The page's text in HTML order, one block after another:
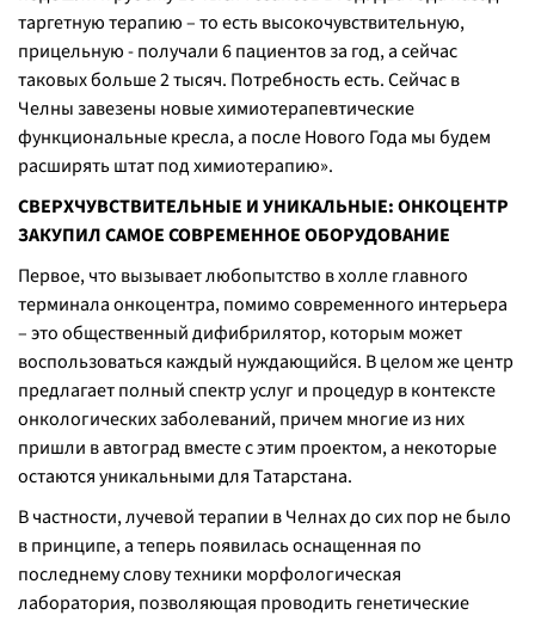
таргетную терапию – то есть высокочувствительную,
прицельную - получали 6 пациентов за год, а сейчас
таковых больше 2 тысяч. Потребность есть. Сейчас в
Челны завезены новые химиотерапевтические
функциональные кресла, а после Нового Года мы будем
расширять штат под химиотерапию».
СВЕРХЧУВСТВИТЕЛЬНЫЕ И УНИКАЛЬНЫЕ: ОНКОЦЕНТР
ЗАКУПИЛ САМОЕ СОВРЕМЕННОЕ ОБОРУДОВАНИЕ
Первое, что вызывает любопытство в холле главного
терминала онкоцентра, помимо современного интерьера
– это общественный дифибрилятор, которым может
воспользоваться каждый нуждающийся. В целом же центр
предлагает полный спектр услуг и процедур в контексте
онкологических заболеваний, причем многие из них
пришли в автоград вместе с этим проектом, а некоторые
остаются уникальными для Татарстана.
В частности, лучевой терапии в Челнах до сих пор не было
в принципе, а теперь появилась оснащенная по
последнему слову техники морфологическая
лаборатория, позволяющая проводить генетические